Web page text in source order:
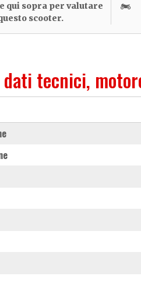
qui sopra per valutare
scooter.
dati tecnici,